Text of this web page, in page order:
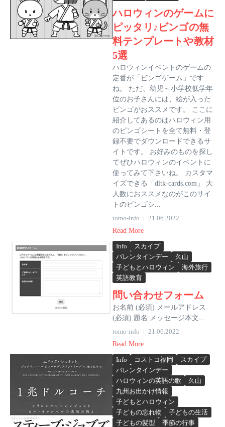
ハロウィンのゲームに
ピッタリ♪ビンゴの無
料テンプレートや教材
5選
ハロウィンイベントのゲームの
定番が「ビンゴゲーム」です
ね。 ただ、幼児～小学校低学年
位のお子さんには、絵が入った
ビンゴがおススメです。 ここに
紹介してあるのはハロウィン用
のビンゴシートを全て無料・登
録不要でダウンロードできるサ
イトです。 お好みのものを探し
てぜひハロウィンのイベントに
使ってみて下さいね。 カスタマ
イズできる「dltk-cards.com」 大
人数におススメなのがこのサイ
トのビンゴシ...
tomo-info
21.06.2022
Read More
Info
スカイプ
バレンタインデー
久山
子どもとハロウィン
海外旅行
英語教育
問い合わせフォーム
お名前 (必須) メールアドレス
(必須) 題名 メッセージ本文...
tomo-info
21.06.2022
Read More
Info コストコ福岡
スカイプ
バレンタインデー
ハロウィンの英語の歌
久山
九州お出かけ情報
子どもとハロウィン
子どもの忘れ物
子どもの生活
子どもの髪型
季節の行事